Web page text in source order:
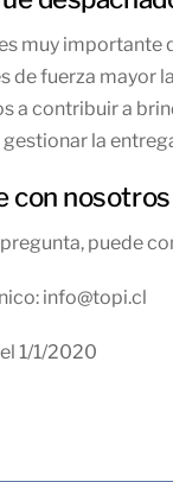
muy importante
de fuerza mayor
a contribuir a
gestionar la
con nosotros
puede
info@topi.cl
1/1/2020